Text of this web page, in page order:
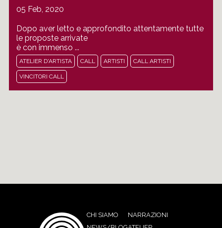
05 Feb, 2020
Dopo aver letto e approfondito attentamente tutte
le proposte arrivate
è con immenso ...
ATELIER D'ARTISTA CALL ARTISTI CALL ARTISTI
VINCITORI CALL
CHI SIAMO
NARRAZIONI